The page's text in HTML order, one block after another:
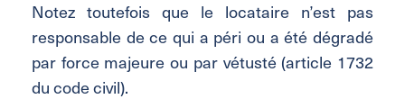
Notez toutefois que le locataire n’est pas
responsable de ce qui a péri ou a été dégradé
par force majeure ou par vétusté (article 1732
du code civil).